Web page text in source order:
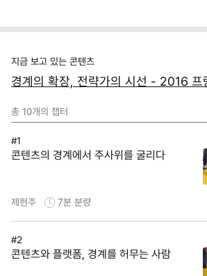
지금 보고 있는 콘텐츠
경계의 확장, 전략가의 시선 - 2016 프
총 10개의 챕터
#1
콘텐츠의 경계에서 주사위를 굴리다
제현주 7분 분량
#2
콘텐츠와 플랫폼, 경계를 허무는 사람